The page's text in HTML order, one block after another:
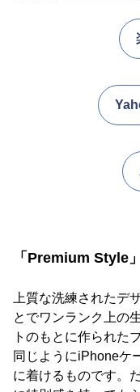
「Premium Style
上質な洗練されたデ
とでワンランク上の
トのもとに作られた
同じようにiPhoneケ
に着けるものです。